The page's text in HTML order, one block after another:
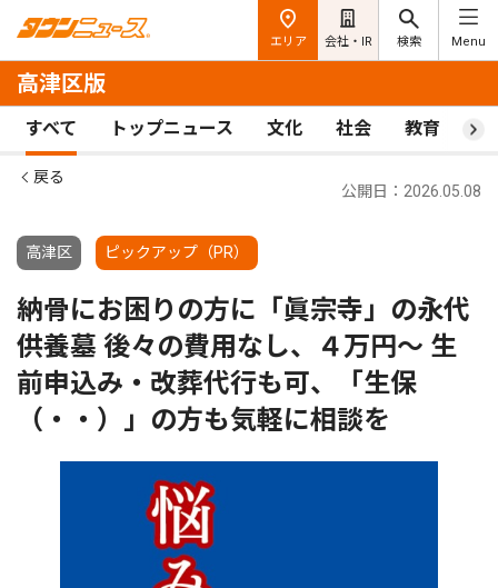
エリア 会社・IR 検索 Menu
高津区版
すべて トップニュース 文化 社会 教育 ス
戻る
高津区 ピックアップ（PR）
公開日：2026.05.08
納骨にお困りの方に「眞宗寺」の永代
供養墓 後々の費用なし、４万円～ 生
前申込み・改葬代行も可、「生保
（・・）」の方も気軽に相談を